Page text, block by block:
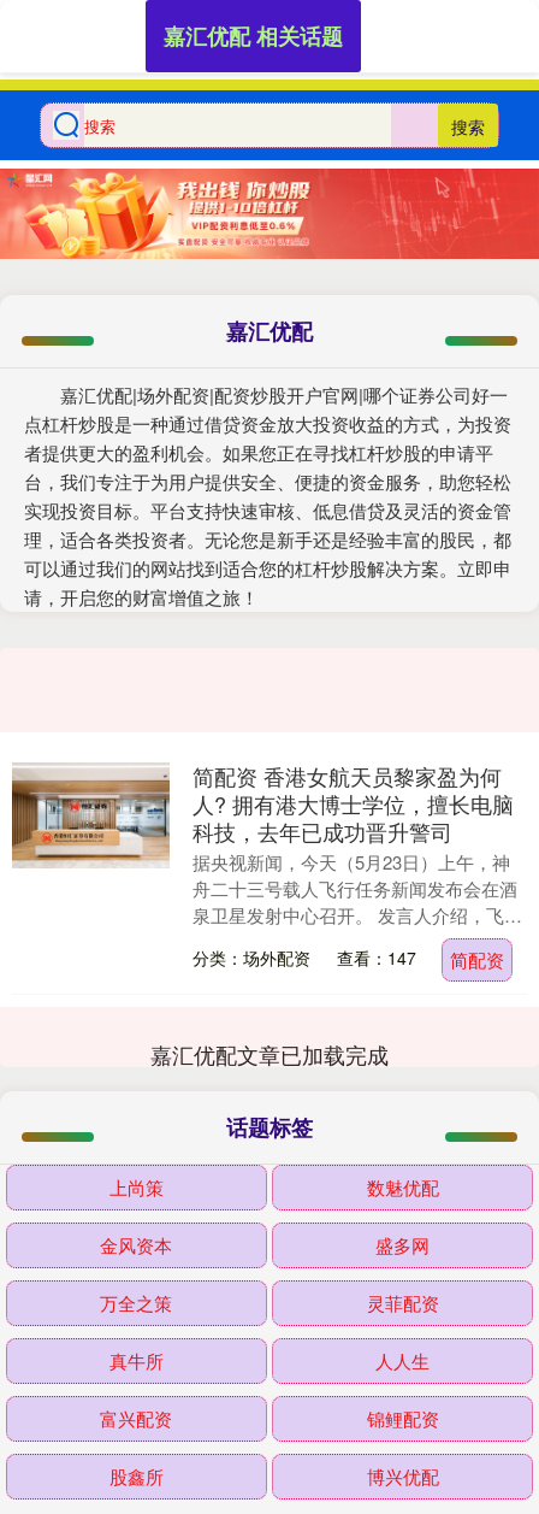
搜索
嘉汇优配
嘉汇优配|场外配资|配资炒股开户官网|哪个证券公司好一
点杠杆炒股是一种通过借贷资金放大投资收益的方式，为投资
者提供更大的盈利机会。如果您正在寻找杠杆炒股的申请平
台，我们专注于为用户提供安全、便捷的资金服务，助您轻松
实现投资目标。平台支持快速审核、低息借贷及灵活的资金管
理，适合各类投资者。无论您是新手还是经验丰富的股民，都
可以通过我们的网站找到适合您的杠杆炒股解决方案。立即申
请，开启您的财富增值之旅！
嘉汇优配 相关话题
简配资 香港女航天员黎家盈为何
人? 拥有港大博士学位，擅长电脑
科技，去年已成功晋升警司
据央视新闻，今天（5月23日）上午，神
舟二十三号载人飞行任务新闻发布会在酒
泉卫星发射中心召开。 发言人介绍，飞行
乘组由朱杨柱、张志远、黎家盈组成，朱
杨柱担任指令....
分类：场外配资 查看：147 简配资
嘉汇优配文章已加载完成
话题标签
上尚策 数魅优配
金风资本 盛多网
万全之策 灵菲配资
真牛所 人人生
富兴配资 锦鲤配资
股鑫所 博兴优配